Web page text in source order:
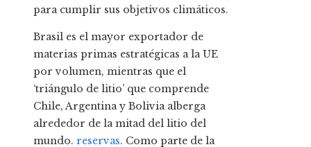
para cumplir sus objetivos climáticos.
Brasil es el mayor exportador de
materias primas estratégicas a la UE
por volumen, mientras que el
‘triángulo de litio’ que comprende
Chile, Argentina y Bolivia alberga
alrededor de la mitad del litio del
mundo. reservas. Como parte de la